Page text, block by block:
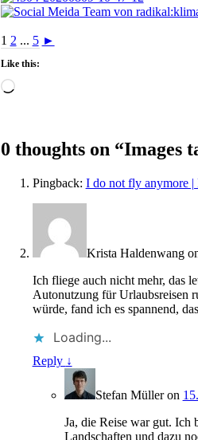
1 2 ... 5 ►
Like this:
Loading…
0 thoughts on “Images
Pingback: I do not fly anymore |
Krista Haldenwang
Ich fliege auch nicht mehr, das
Autonutzung für Urlaubsreisen
würde, fand ich es spannend,
Loading...
Reply ↓
Stefan Mülleron
Ja, die Reise war gut. Ich
Landschaften und dazu